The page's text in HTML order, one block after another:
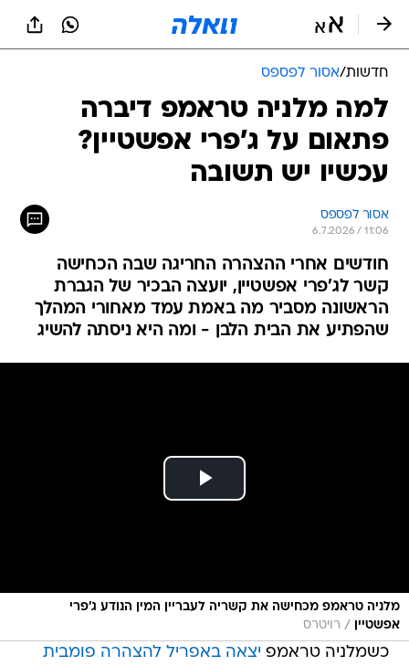
חדשות/אסור לפספס
למה מלניה טראמפ דיברה
פתאום על ג'פרי אפשטיין?
עכשיו יש תשובה
אסור לפספס
6.7.2026 / 11:06
חודשים אחרי ההצהרה החריגה שבה הכחישה
קשר לג'פרי אפשטיין, יועצה הבכיר של הגברת
הראשונה מסביר מה באמת עמד מאחורי המהלך
שהפתיע את הבית הלבן - ומה היא ניסתה להשיג
מלניה טראמפ מכחישה את קשריה לעבריין המין הנודע ג'פרי
אפשטיין
/ רויטרס
כשמלניה טראמפ יצאה באפריל להצהרה פומבית